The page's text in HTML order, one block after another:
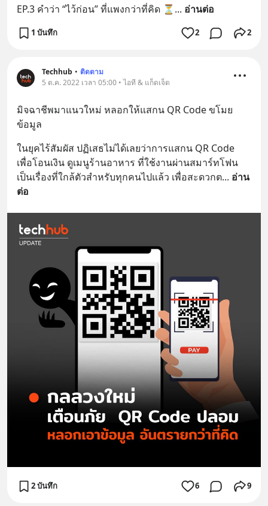
EP.3 คำว่า “ไว้ก่อน” ที่แพงกว่าที่คิด ⏳ ... อ่านต่อ
1 บันทึก 2 2
Techhub • ติดตาม
5 ต.ค. 2022 เวลา 05:00 • ไอที & แก็ดเจ็ต
มิจฉาชีพมาแนวใหม่ หลอกให้แสกน QR Code ขโมย
ข้อมูล
ในยุคไร้สัมผัส ปฏิเสธไม่ได้เลยว่าการแสกน QR Code
เพื่อโอนเงิน ดูเมนูร้านอาหาร ที่ใช้งานผ่านสมาร์ทโฟน
เป็นเรื่องที่ใกล้ตัวสำหรับทุกคนไปแล้ว เพื่อสะดวกต... อ่าน
ต่อ
2 บันทึก 6 9